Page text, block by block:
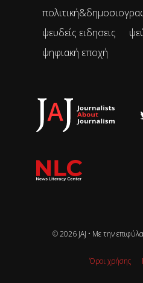
ψευδείς ειδησεις
ψηφιακή εποχή
© 2026 JAJ • Mε την
Όροι χρήσης